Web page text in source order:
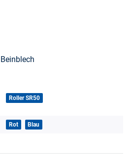
Roller SR50
Rot Blau